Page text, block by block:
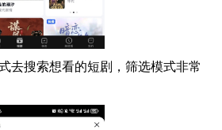
去搜索想看的短剧，筛选模式非常